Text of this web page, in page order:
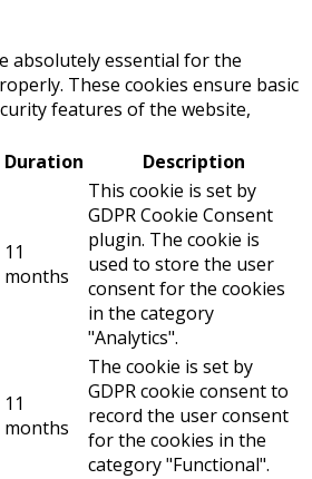
absolutely essential for the
These cookies ensure basic
features of the website,
Duration Description
11
months
This cookie is set by
GDPR Cookie Consent
plugin. The cookie is
used to store the user
consent for the cookies
in the category
"Analytics".
11
months
The cookie is set by
GDPR cookie consent to
record the user consent
for the cookies in the
category "Functional".